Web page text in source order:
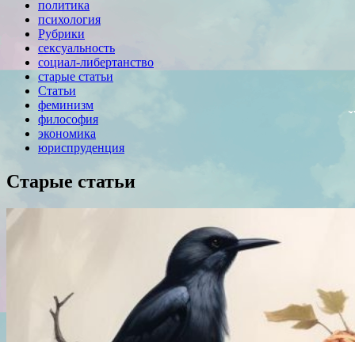
политика
психология
Рубрики
сексуальность
социал-либертанство
старые статьи
Статьи
феминизм
философия
экономика
юриспруденция
Старые статьи